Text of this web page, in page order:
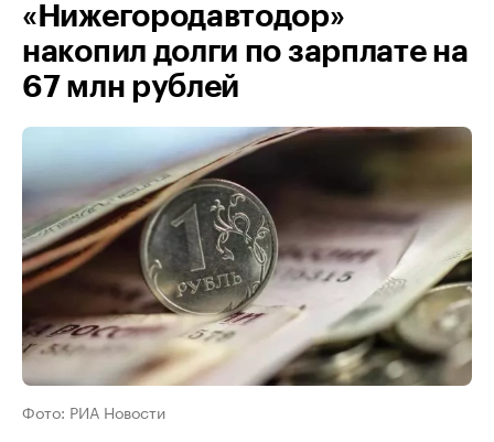
«Нижегородавтодор»
накопил долги по зарплате на
67 млн рублей
Фото: РИА Новости